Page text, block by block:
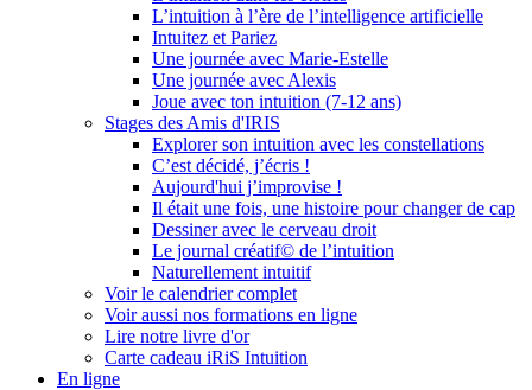
L’intuition à l’ère de l’intelligence artificielle
Intuitez et Pariez
Une journée avec Marie-Estelle
Une journée avec Alexis
Joue avec ton intuition (7-12 ans)
Stages des Amis d'IRIS
Explorer son intuition avec les constellations
C’est décidé, j’écris !
Aujourd'hui j’improvise !
Il était une fois, une histoire pour changer de cap
Dessiner avec le cerveau droit
Le journal créatif© de l’intuition
Naturellement intuitif
Voir le calendrier complet
Voir aussi nos formations en ligne
Lire notre livre d'or
Carte cadeau iRiS Intuition
En ligne